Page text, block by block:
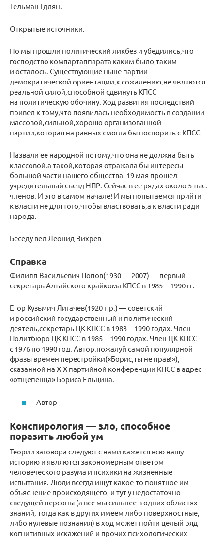
Тельман Гдлян.
Открытые источники.
Но мы прошли политический ликбез и убедились,что
господство компартаппарата каким было,таким
и осталось. Существующие ныне партии
демократической ориентации,к сожалению,не являются
реальной силой,способной сдвинуть КПСС
на политическую обочину. Ход развития последствий
привел к тому,что появилась необходимость в создании
массовой,сильной,хорошо организованной
партии,которая на равных смогла бы поспорить с КПСС.
Назвали ее народной потому,что она не должна быть
классовой,а такой,которая отражала бы интересы
большой части нашего общества. 19 мая прошел
учредительный съезд НПР. Сейчас в ее рядах около 5 тыс.
членов. И это в самом начале! И мы попытаемся прийти
к власти не для того,чтобы властвовать,а к власти ради
народа.
Беседу вел Леонид Вихрев
Справка
Филипп Васильевич Попов(1930 — 2007) — первый
секретарь Алтайского крайкома КПСС в 1985—1990 гг.
Егор Кузьмич Лигачев(1920 г.р.) — советский
и российский государственный и политический
деятель,секретарь ЦК КПСС в 1983—1990 годах. Член
Политбюро ЦК КПСС в 1985—1990 годах. Член ЦК КПСС
с 1976 по 1990 год. Автор,пожалуй самой популярной
фразы времен перестройки(«Борис,ты не прав!»),
сказанной на XIX партийной конференции КПСС в адрес
«отщепенца» Бориса Ельцина.
Автор
Конспирология — зло, способное
поразить любой ум
Теории заговора следуют с нами кажется всю нашу
историю и являются закономерным ответом
человеческого разума и психики на жизненные
испытания. Люди всегда ищут какое-то понятное им
объяснение происходящего, и тут у недостаточно
сведущей персоны (а все мы сильнее в одних областях
знаний, тогда как в других имеем либо поверхностные,
либо нулевые познания) в ход может пойти целый ряд
когнитивных искажений и прочих психологических